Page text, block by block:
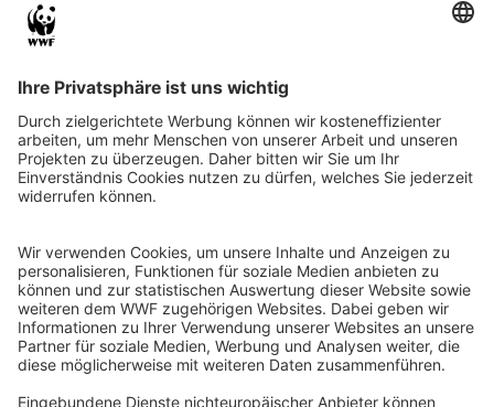
WWF Deutschland
Reinhardtstr. 18
10117 Berlin
Ihre Spende kann steuerlich geltend gemacht werden
Registriert als Stiftung WWF Deutschland, Senatsverwaltung für
Justiz Berlin, Az: 3416/976/2
Umsatzsteuer-Identifikationsnummer: DE 114236103
Freistellungsbescheid: Als gemeinnützige Körperschaft befreit